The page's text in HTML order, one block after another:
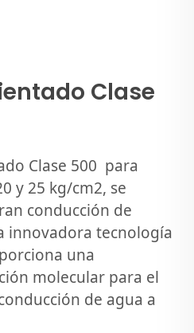
Clase
Clase 500 para
y 25 kg/cm2, se
conducción de
innovadora tecnología
una
molecular para el
de agua a